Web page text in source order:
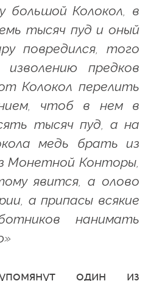
большой Колокол, в
тысяч пуд и оный
повредился, того
предков
Колокол перелить
чтоб в нем в
тысяч пуд, а на
медь брать из
Монетной Конторы,
явится, а олово
а припасы всякие
нанимать
один из